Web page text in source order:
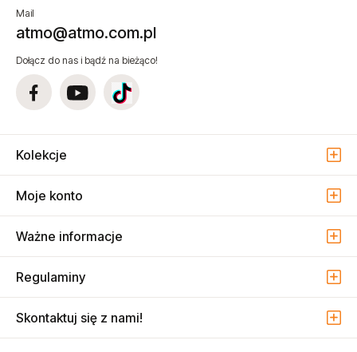
Mail
atmo@atmo.com.pl
Dołącz do nas i bądź na bieżąco!
Kolekcje
Moje konto
Ważne informacje
Regulaminy
Skontaktuj się z nami!